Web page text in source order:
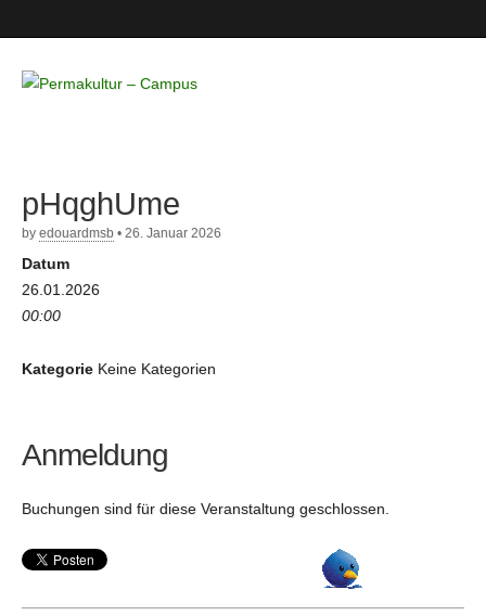
– Campus
pHqghUme
by edouardmsb • 26. Januar 2026
Datum
26.01.2026
00:00
Kategorie Keine Kategorien
Anmeldung
Buchungen sind für diese Veranstaltung geschlossen.